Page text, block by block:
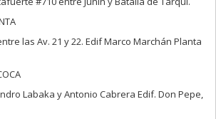
las Av. 21 y 22. Edif Marco Marchán Planta
Labaka y Antonio Cabrera Edif. Don Pepe,